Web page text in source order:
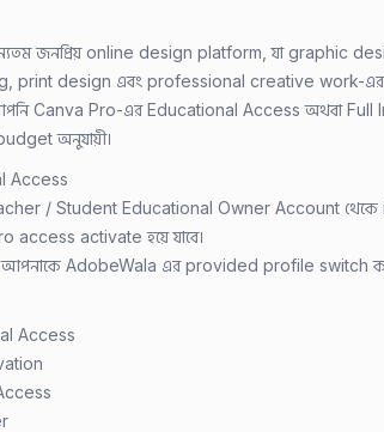
জনপ্রিয় online design platform, যা graphic
print design এবং professional creative work-এর
Canva Pro-এর Educational Access অথবা Full
অনুযায়ী।
Access
/ Student Educational Owner Account থেকে
activate হয়ে যাবে।
আপনাকে AdobeWala এর provided profile switch
Access